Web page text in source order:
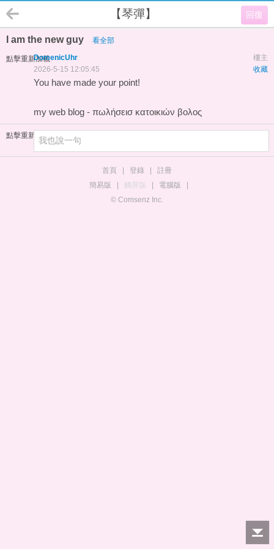
回復
【琴彈】
I am the new guy 看全部
點擊重新加載 樓主
DomenicUhr
收藏
2026-5-15 12:05:45
You have made your point!
my web blog - πωλήσεισ κατοικιών βολος
點擊重新加載
首頁 登錄
註冊
簡易版
觸屏版 電腦版
© Comsenz Inc.